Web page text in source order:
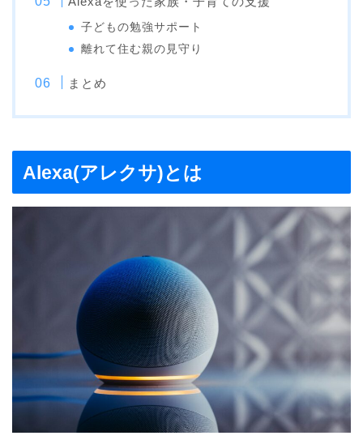
子どもの勉強サポート
離れて住む親の見守り
まとめ
Alexa(アレクサ)とは